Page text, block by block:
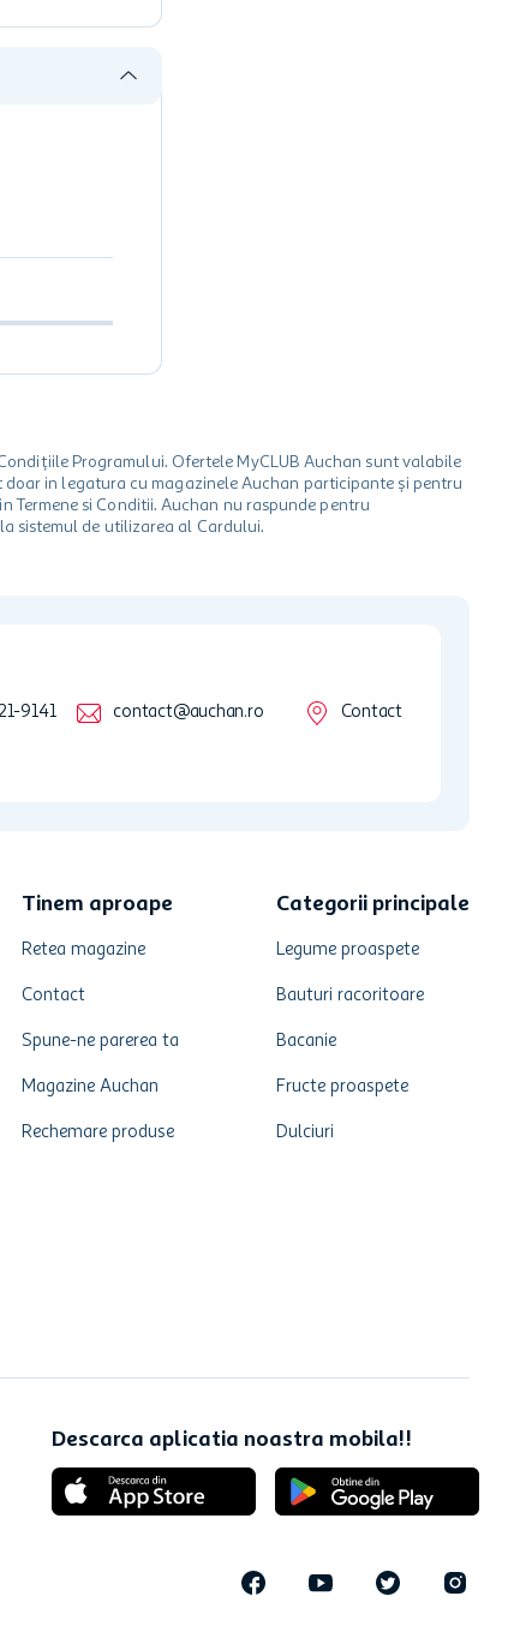
Programului. Ofertele MyCLUB Auchan sunt valabile
in legatura cu magazinele Auchan participante și pentru
si Conditii. Auchan nu raspunde pentru
sistemul de utilizarea al Cardului.
9141 contact@auchan.ro Contact
Tinem aproape
Retea magazine
Contact
Spune-ne parerea ta
Magazine Auchan
Rechemare produse
Categorii principale
Legume proaspete
Bauturi racoritoare
Bacanie
Fructe proaspete
Dulciuri
Descarca aplicatia noastra mobila!!